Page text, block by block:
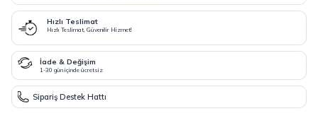
Hızlı Teslimat
Hızlı Teslimat, Güvenilir Hizmet!
İade & Değişim
1-30 gün içinde ücretsiz
Sipariş Destek Hattı